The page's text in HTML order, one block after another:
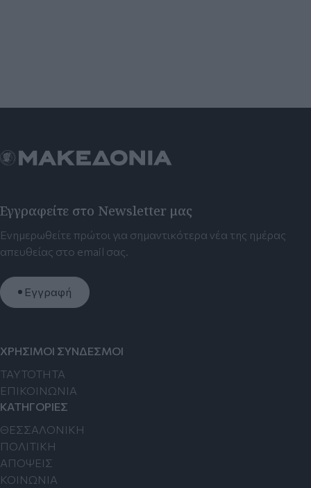
Εγγραφείτε στο Newsletter μας
Ενημερωθείτε πρώτοι για σημαντικότερα νέα της ημέρας
απευθείας στο email σας.
Εγγραφή
ΧΡΗΣΙΜΟΙ ΣΥΝΔΕΣΜΟΙ
TAYTOTHTA
ΕΠΙΚΟΙΝΩΝΙΑ
ΚΑΤΗΓΟΡΙΕΣ
ΘΕΣΣΑΛΟΝΙΚΗ
ΠΟΛΙΤΙΚΗ
ΑΠΟΨΕΙΣ
ΚΟΙΝΩΝΙΑ